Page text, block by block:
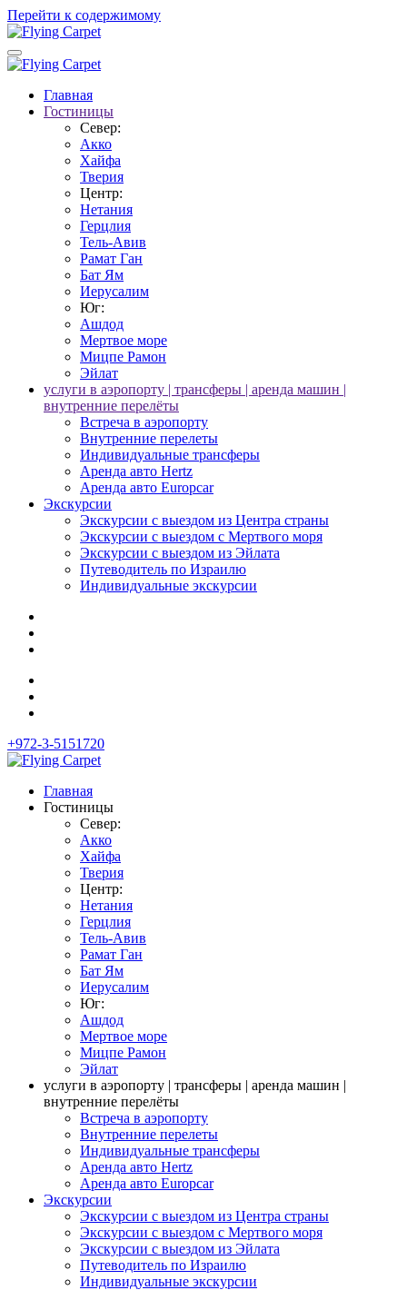
Перейти к содержимому
Главная
Гостиницы
Север:
Акко
Хайфа
Тверия
Центр:
Нетания
Герцлия
Тель-Авив
Рамат Ган
Бат Ям
Иерусалим
Юг:
Ашдод
Мертвое море
Мицпе Рамон
Эйлат
услуги в аэропорту | трансферы | аренда машин |
внутренние перелёты
Встреча в аэропорту
Внутренние перелеты
Индивидуальные трансферы
Аренда авто Hertz
Аренда авто Europcar
Экскурсии
Экскурсии с выездом из Центра страны
Экскурсии с выездом c Мертвого моря
Экскурсии с выездом из Эйлата
Путеводитель по Израилю
Индивидуальные экскурсии
+972-3-5151720
Главная
Гостиницы
Север:
Акко
Хайфа
Тверия
Центр:
Нетания
Герцлия
Тель-Авив
Рамат Ган
Бат Ям
Иерусалим
Юг:
Ашдод
Мертвое море
Мицпе Рамон
Эйлат
услуги в аэропорту | трансферы | аренда машин |
внутренние перелёты
Встреча в аэропорту
Внутренние перелеты
Индивидуальные трансферы
Аренда авто Hertz
Аренда авто Europcar
Экскурсии
Экскурсии с выездом из Центра страны
Экскурсии с выездом c Мертвого моря
Экскурсии с выездом из Эйлата
Путеводитель по Израилю
Индивидуальные экскурсии